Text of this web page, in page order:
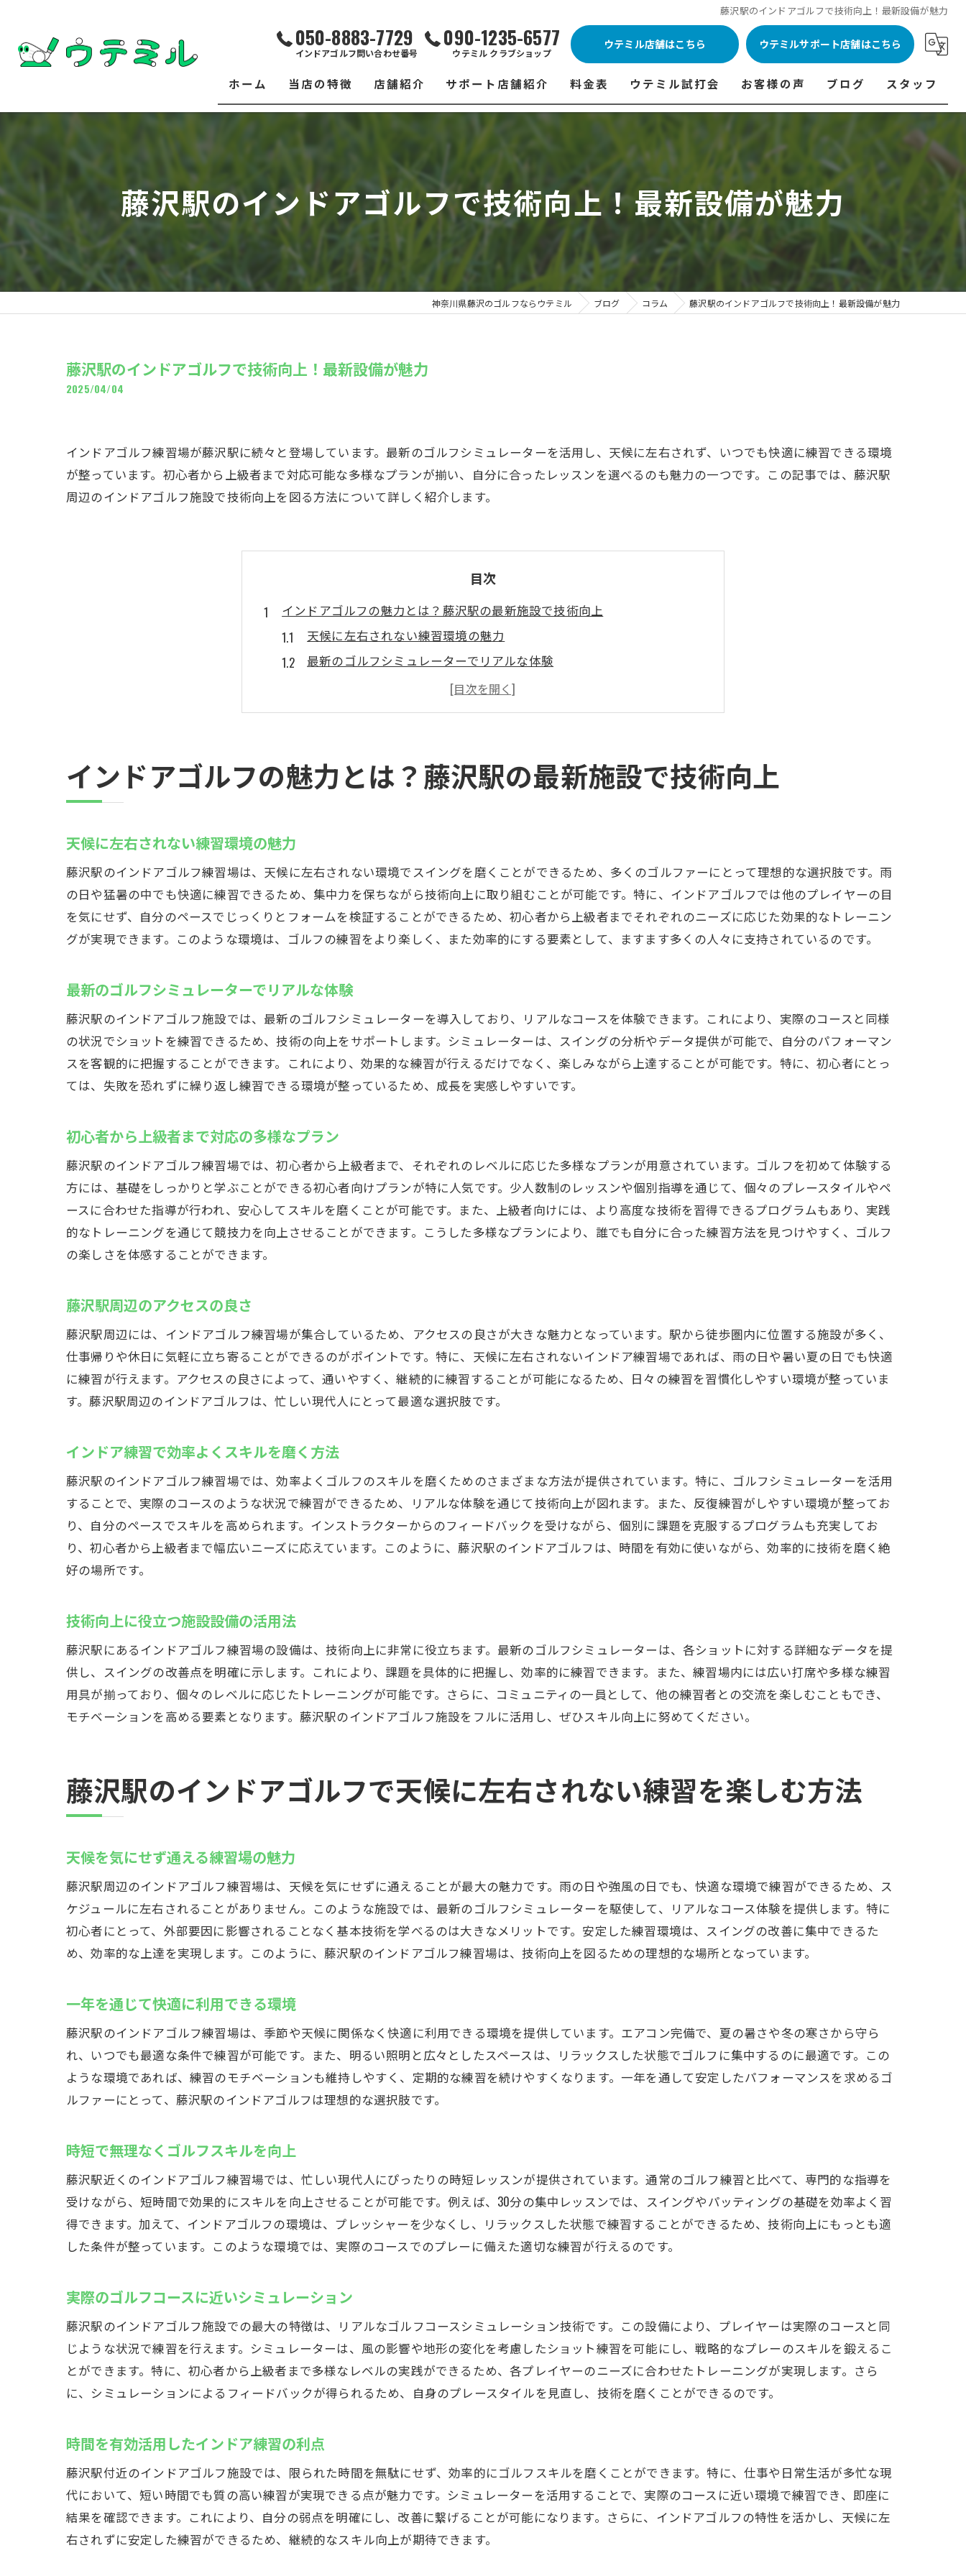
藤沢駅のインドアゴルフで技術向上！最新設備が魅力
050-8883-7729
インドアゴルフ問い合わせ番号
090-1235-6577
ウテミル クラブショップ
ウテミル店舗はこちら ウテミルサポート店舗はこちら
ホーム 当店の特徴
練習場
フィッティング
店舗紹介
ウテミル 浦安駅前店
市原インドアゴルフ
ウテミルスクール高崎店
サポート店舗紹介
シミュレーションゴルフ Caddy
スズヨンゴルフクラブ(SUZU4-GOLFCLUB)
料金表
浦安駅前店 料金表
市原インドアゴルフ 料金表
ウテミルスクール高崎店 料金表
サポート店舗 料金表
シミュレーションゴルフ Caddy 料金表
ウテミル試打会
ウテミル試打会とは・・・
ウテミル試打会日程
フィッテイング・試打会 商品ラインナップ一覧
よくある質問
試打会開催受付
お客様の声
フィッテイング・試打会参加者の声
ブログ スタッフ
代表あいさつ
藤沢駅のインドアゴルフで技術向上！最新設備が魅力
神奈川県藤沢のゴルフならウテミル ブログ コラム 藤沢駅のインドアゴルフで技術向上！最新設備が魅力
藤沢駅のインドアゴルフで技術向上！最新設備が魅力
2025/04/04
インドアゴルフ練習場が藤沢駅に続々と登場しています。最新のゴルフシミュレーターを活用し、天候に左右されず、いつでも快適に練習できる環境
が整っています。初心者から上級者まで対応可能な多様なプランが揃い、自分に合ったレッスンを選べるのも魅力の一つです。この記事では、藤沢駅
周辺のインドアゴルフ施設で技術向上を図る方法について詳しく紹介します。
目次
インドアゴルフの魅力とは？藤沢駅の最新施設で技術向上
天候に左右されない練習環境の魅力
最新のゴルフシミュレーターでリアルな体験
初心者から上級者まで対応の多様なプラン
藤沢駅周辺のアクセスの良さ
技術向上に役立つ施設設備の活用法
藤沢駅のインドアゴルフで天候に左右されない練習を楽しむ方法
時短で無理なくゴルフスキルを向上
実際のゴルフコースに近いシミュレーション
時間を有効活用したインドア練習の利点
藤沢駅のインドアゴルフでのシミュレーション活用法
初心者におすすめの優しい指導メニュー
基礎からしっかりと学べるレッスンプラン
未経験者でも安心のサポート体制
インドアゴルフでスムーズに技術習得
藤沢駅で気軽に始められるゴルフ体験
藤沢駅のインドアゴルフで上級者におすすめのレッスンプラン
上級者向けの特別トレーニングメニュー
技術を磨くための個別指導プラン
高度なゴルフ戦略を学ぶ練習法
上級者が挑むべきインドアゴルフのチャレンジ
スイング分析で自分の動きを見直す
リアルタイムで改善点を発見する方法
インストラクターによる的確なアドバイス
データを活用して効率的に技術向上
藤沢駅のインドアゴルフウテミル藤沢店で技術向上を目指すためのポイント
施設の特徴を活かした練習法
目標達成のための計画的なトレーニング
成果を出すためのレッスン受講方法
藤沢駅のインドアゴルフで効率的にスキルアップするための秘訣
短時間で成果を上げる練習のコツ
効率的にスイングを改善する方法
練習の質を向上させるポイント
藤沢駅のインドアゴルフでの効果的な時間管理
練習成果を高めるための心構え
インストラクターの指導を活用した効率的な練習
インドアゴルフの魅力とは？藤沢駅の最新施設で技術向上
天候に左右されない練習環境の魅力
藤沢駅のインドアゴルフ練習場は、天候に左右されない環境でスイングを磨くことができるため、多くのゴルファーにとって理想的な選択肢です。雨
の日や猛暑の中でも快適に練習できるため、集中力を保ちながら技術向上に取り組むことが可能です。特に、インドアゴルフでは他のプレイヤーの目
を気にせず、自分のペースでじっくりとフォームを検証することができるため、初心者から上級者までそれぞれのニーズに応じた効果的なトレーニン
グが実現できます。このような環境は、ゴルフの練習をより楽しく、また効率的にする要素として、ますます多くの人々に支持されているのです。
最新のゴルフシミュレーターでリアルな体験
藤沢駅のインドアゴルフ施設では、最新のゴルフシミュレーターを導入しており、リアルなコースを体験できます。これにより、実際のコースと同様
の状況でショットを練習できるため、技術の向上をサポートします。シミュレーターは、スイングの分析やデータ提供が可能で、自分のパフォーマン
スを客観的に把握することができます。これにより、効果的な練習が行えるだけでなく、楽しみながら上達することが可能です。特に、初心者にとっ
ては、失敗を恐れずに繰り返し練習できる環境が整っているため、成長を実感しやすいです。
初心者から上級者まで対応の多様なプラン
藤沢駅のインドアゴルフ練習場では、初心者から上級者まで、それぞれのレベルに応じた多様なプランが用意されています。ゴルフを初めて体験する
方には、基礎をしっかりと学ぶことができる初心者向けプランが特に人気です。少人数制のレッスンや個別指導を通じて、個々のプレースタイルやペ
ースに合わせた指導が行われ、安心してスキルを磨くことが可能です。また、上級者向けには、より高度な技術を習得できるプログラムもあり、実践
的なトレーニングを通じて競技力を向上させることができます。こうした多様なプランにより、誰でも自分に合った練習方法を見つけやすく、ゴルフ
の楽しさを体感することができます。
藤沢駅周辺のアクセスの良さ
藤沢駅周辺には、インドアゴルフ練習場が集合しているため、アクセスの良さが大きな魅力となっています。駅から徒歩圏内に位置する施設が多く、
仕事帰りや休日に気軽に立ち寄ることができるのがポイントです。特に、天候に左右されないインドア練習場であれば、雨の日や暑い夏の日でも快適
に練習が行えます。アクセスの良さによって、通いやすく、継続的に練習することが可能になるため、日々の練習を習慣化しやすい環境が整っていま
す。藤沢駅周辺のインドアゴルフは、忙しい現代人にとって最適な選択肢です。
インドア練習で効率よくスキルを磨く方法
藤沢駅のインドアゴルフ練習場では、効率よくゴルフのスキルを磨くためのさまざまな方法が提供されています。特に、ゴルフシミュレーターを活用
することで、実際のコースのような状況で練習ができるため、リアルな体験を通じて技術向上が図れます。また、反復練習がしやすい環境が整ってお
り、自分のペースでスキルを高められます。インストラクターからのフィードバックを受けながら、個別に課題を克服するプログラムも充実してお
り、初心者から上級者まで幅広いニーズに応えています。このように、藤沢駅のインドアゴルフは、時間を有効に使いながら、効率的に技術を磨く絶
好の場所です。
技術向上に役立つ施設設備の活用法
藤沢駅にあるインドアゴルフ練習場の設備は、技術向上に非常に役立ちます。最新のゴルフシミュレーターは、各ショットに対する詳細なデータを提
供し、スイングの改善点を明確に示します。これにより、課題を具体的に把握し、効率的に練習できます。また、練習場内には広い打席や多様な練習
用具が揃っており、個々のレベルに応じたトレーニングが可能です。さらに、コミュニティの一員として、他の練習者との交流を楽しむこともでき、
モチベーションを高める要素となります。藤沢駅のインドアゴルフ施設をフルに活用し、ぜひスキル向上に努めてください。
藤沢駅のインドアゴルフで天候に左右されない練習を楽しむ方法
天候を気にせず通える練習場の魅力
藤沢駅周辺のインドアゴルフ練習場は、天候を気にせずに通えることが最大の魅力です。雨の日や強風の日でも、快適な環境で練習ができるため、ス
ケジュールに左右されることがありません。このような施設では、最新のゴルフシミュレーターを駆使して、リアルなコース体験を提供します。特に
初心者にとって、外部要因に影響されることなく基本技術を学べるのは大きなメリットです。安定した練習環境は、スイングの改善に集中できるた
め、効率的な上達を実現します。このように、藤沢駅のインドアゴルフ練習場は、技術向上を図るための理想的な場所となっています。
一年を通じて快適に利用できる環境
藤沢駅のインドアゴルフ練習場は、季節や天候に関係なく快適に利用できる環境を提供しています。エアコン完備で、夏の暑さや冬の寒さから守ら
れ、いつでも最適な条件で練習が可能です。また、明るい照明と広々としたスペースは、リラックスした状態でゴルフに集中するのに最適です。この
ような環境であれば、練習のモチベーションも維持しやすく、定期的な練習を続けやすくなります。一年を通して安定したパフォーマンスを求めるゴ
ルファーにとって、藤沢駅のインドアゴルフは理想的な選択肢です。
時短で無理なくゴルフスキルを向上
藤沢駅近くのインドアゴルフ練習場では、忙しい現代人にぴったりの時短レッスンが提供されています。通常のゴルフ練習と比べて、専門的な指導を
受けながら、短時間で効果的にスキルを向上させることが可能です。例えば、30分の集中レッスンでは、スイングやパッティングの基礎を効率よく習
得できます。加えて、インドアゴルフの環境は、プレッシャーを少なくし、リラックスした状態で練習することができるため、技術向上にもっとも適
した条件が整っています。このような環境では、実際のコースでのプレーに備えた適切な練習が行えるのです。
実際のゴルフコースに近いシミュレーション
藤沢駅のインドアゴルフ施設での最大の特徴は、リアルなゴルフコースシミュレーション技術です。この設備により、プレイヤーは実際のコースと同
じような状況で練習を行えます。シミュレーターは、風の影響や地形の変化を考慮したショット練習を可能にし、戦略的なプレーのスキルを鍛えるこ
とができます。特に、初心者から上級者まで多様なレベルの実践ができるため、各プレイヤーのニーズに合わせたトレーニングが実現します。さら
に、シミュレーションによるフィードバックが得られるため、自身のプレースタイルを見直し、技術を磨くことができるのです。
時間を有効活用したインドア練習の利点
藤沢駅付近のインドアゴルフ施設では、限られた時間を無駄にせず、効率的にゴルフスキルを磨くことができます。特に、仕事や日常生活が多忙な現
代において、短い時間でも質の高い練習が実現できる点が魅力です。シミュレーターを活用することで、実際のコースに近い環境で練習でき、即座に
結果を確認できます。これにより、自分の弱点を明確にし、改善に繋げることが可能になります。さらに、インドアゴルフの特性を活かし、天候に左
右されずに安定した練習ができるため、継続的なスキル向上が期待できます。